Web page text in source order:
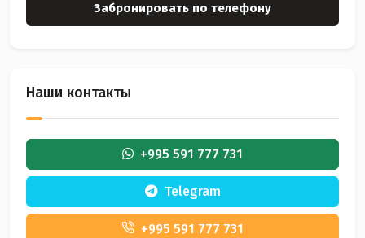
Забронировать по телефону
Наши контакты
+995 591 777 731
Telegram
+995 591 777 731